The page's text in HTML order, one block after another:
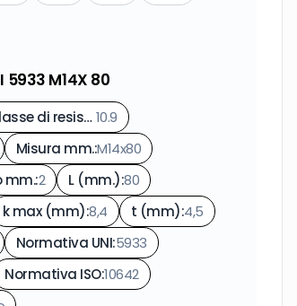
5933 M14X 80
Classe di resistenza10.9
Misura mm.:M14x80
mm.:2 L (mm.):80
k max (mm):8,4 t (mm):4,5
Normativa UNI:5933
Normativa ISO:10642